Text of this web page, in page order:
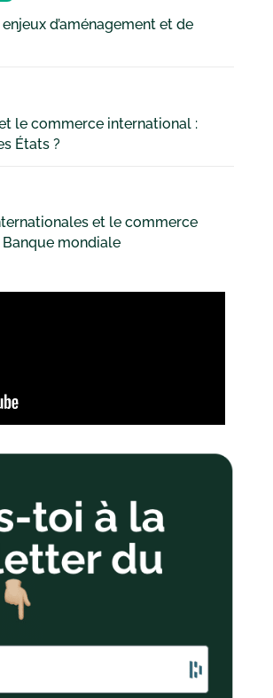
enjeux d’aménagement et de
le commerce international :
États ?
et le commerce
Banque mondiale